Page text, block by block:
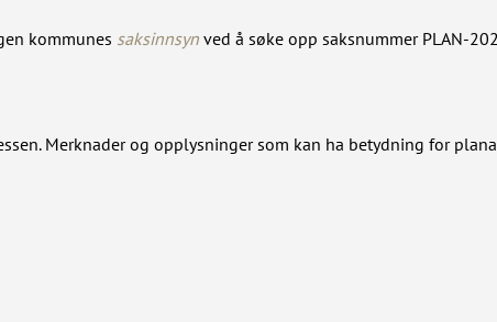
kommunes saksinnsyn ved å søke opp saksnummer PLAN-
Merknader og opplysninger som kan ha betydning for